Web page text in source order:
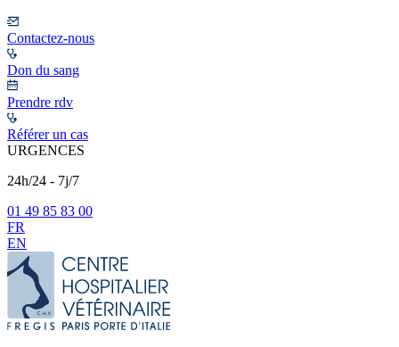
Contactez-nous
Don du sang
Prendre rdv
Référer un cas
URGENCES
24h/24 - 7j/7
01 49 85 83 00
FR
EN